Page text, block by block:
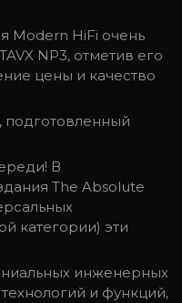
Modern HiFi очень
NP3, отметив его
цены и качество
подготовленный
В
The Absolute
категории) эти
инженерных
и функций,